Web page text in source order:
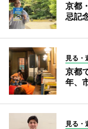
京都
忌記
見る・
京都
年、
見る・